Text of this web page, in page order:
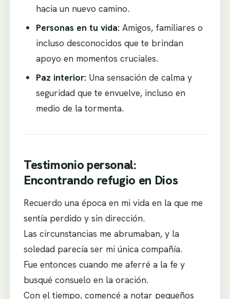
hacia un nuevo camino.
Personas en tu vida: Amigos, familiares o
incluso desconocidos que te brindan
apoyo en momentos cruciales.
Paz interior: Una sensación de calma y
seguridad que te envuelve, incluso en
medio de la tormenta.
Testimonio personal:
Encontrando refugio en Dios
Recuerdo una época en mi vida en la que me
sentía perdido y sin dirección.
Las circunstancias me abrumaban, y la
soledad parecía ser mi única compañía.
Fue entonces cuando me aferré a la fe y
busqué consuelo en la oración.
Con el tiempo, comencé a notar pequeños